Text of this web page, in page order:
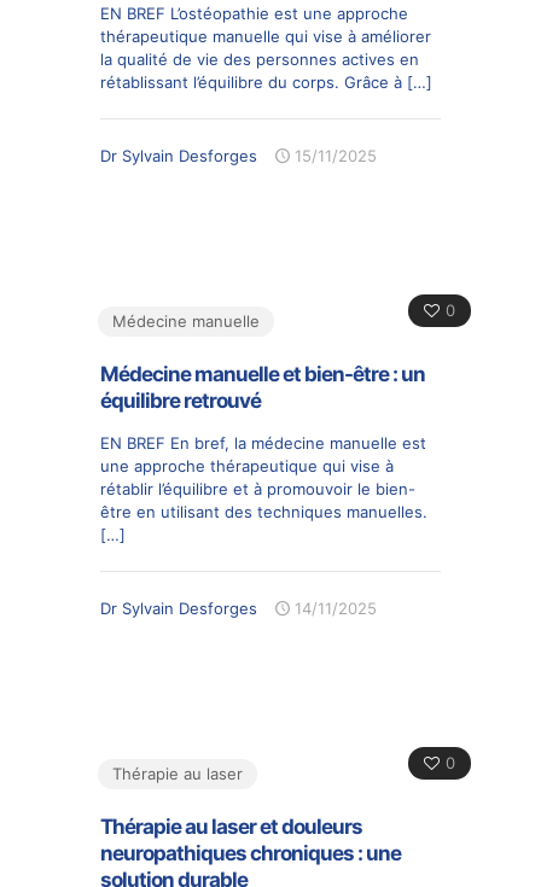
EN BREF L’ostéopathie est une approche
thérapeutique manuelle qui vise à améliorer
la qualité de vie des personnes actives en
rétablissant l’équilibre du corps. Grâce à […]
Dr Sylvain Desforges 15/11/2025
0
Médecine manuelle
Médecine manuelle et bien-être : un
équilibre retrouvé
EN BREF En bref, la médecine manuelle est
une approche thérapeutique qui vise à
rétablir l’équilibre et à promouvoir le bien-
être en utilisant des techniques manuelles.
[…]
Dr Sylvain Desforges 14/11/2025
0
Thérapie au laser
Thérapie au laser et douleurs
neuropathiques chroniques : une
solution durable